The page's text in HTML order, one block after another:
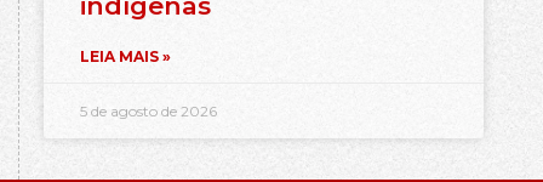
LEIA MAIS »
5 de agosto de 2026